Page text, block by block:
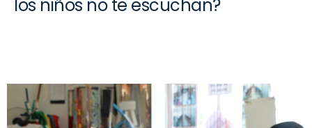
los niños no te escuchan?